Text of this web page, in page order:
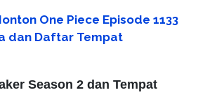
One Piece Episode 1133
dan Daftar Tempat
Season 2 dan Tempat